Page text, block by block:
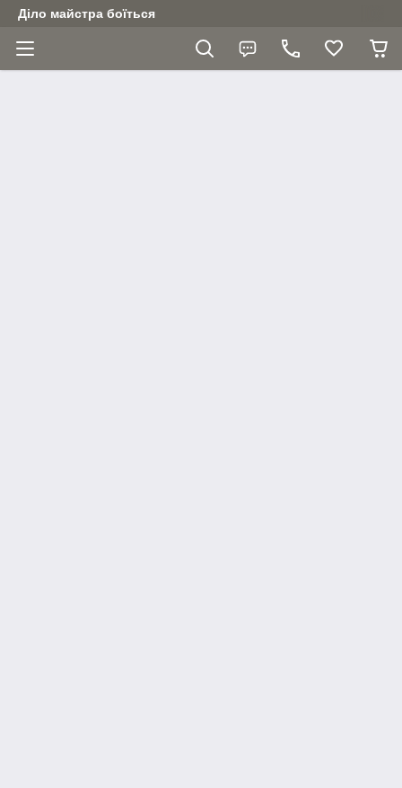
Діло майстра боїться